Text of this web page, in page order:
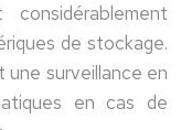
de stockage.
surveillance en
en cas de